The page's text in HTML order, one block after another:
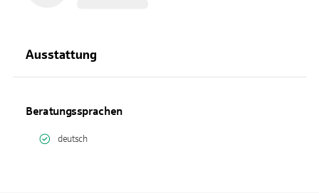
Ausstattung
Beratungssprachen
deutsch